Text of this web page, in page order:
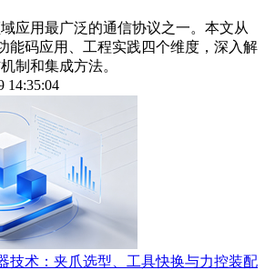
应用最广泛的通信协议之一。本文从
能码应用、工程实践四个维度，深入解
制和集成方法。
14:35:04
技术：夹爪选型、工具快换与力控装配